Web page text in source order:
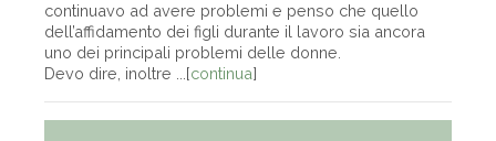
continuavo ad avere problemi e penso che quello
dell’affidamento dei figli durante il lavoro sia ancora
uno dei principali problemi delle donne.
Devo dire, inoltre ...[continua]